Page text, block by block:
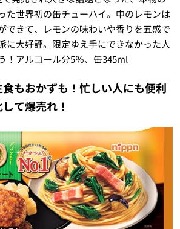
た世界初の缶チューハイ。中のレモンは
できて、レモンの味わいや香りを五感で
に大好評。限定ゆえ手にできなかった人
！アルコール分5％、缶345ml
もおかずも！忙しい人にも便利
て爆売れ！